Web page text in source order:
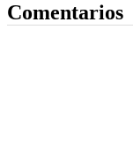
Comentarios